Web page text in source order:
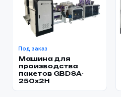
Под заказ
Машина для
производства
пакетов GBDSA-
250x2H